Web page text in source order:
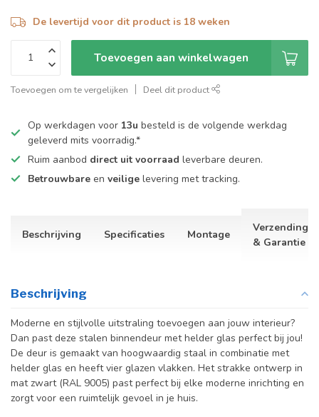
De levertijd voor dit product is 18 weken
Toevoegen aan winkelwagen
Toevoegen om te vergelijken Deel dit product
Op werkdagen voor 13u besteld is de volgende werkdag
geleverd mits voorradig.*
Ruim aanbod direct uit voorraad leverbare deuren.
Betrouwbare en veilige levering met tracking.
Beschrijving Specificaties Montage
Verzending
& Garantie
Beschrijving
Moderne en stijlvolle uitstraling toevoegen aan jouw interieur?
Dan past deze stalen binnendeur met helder glas perfect bij jou!
De deur is gemaakt van hoogwaardig staal in combinatie met
helder glas en heeft vier glazen vlakken. Het strakke ontwerp in
mat zwart (RAL 9005) past perfect bij elke moderne inrichting en
zorgt voor een ruimtelijk gevoel in je huis.